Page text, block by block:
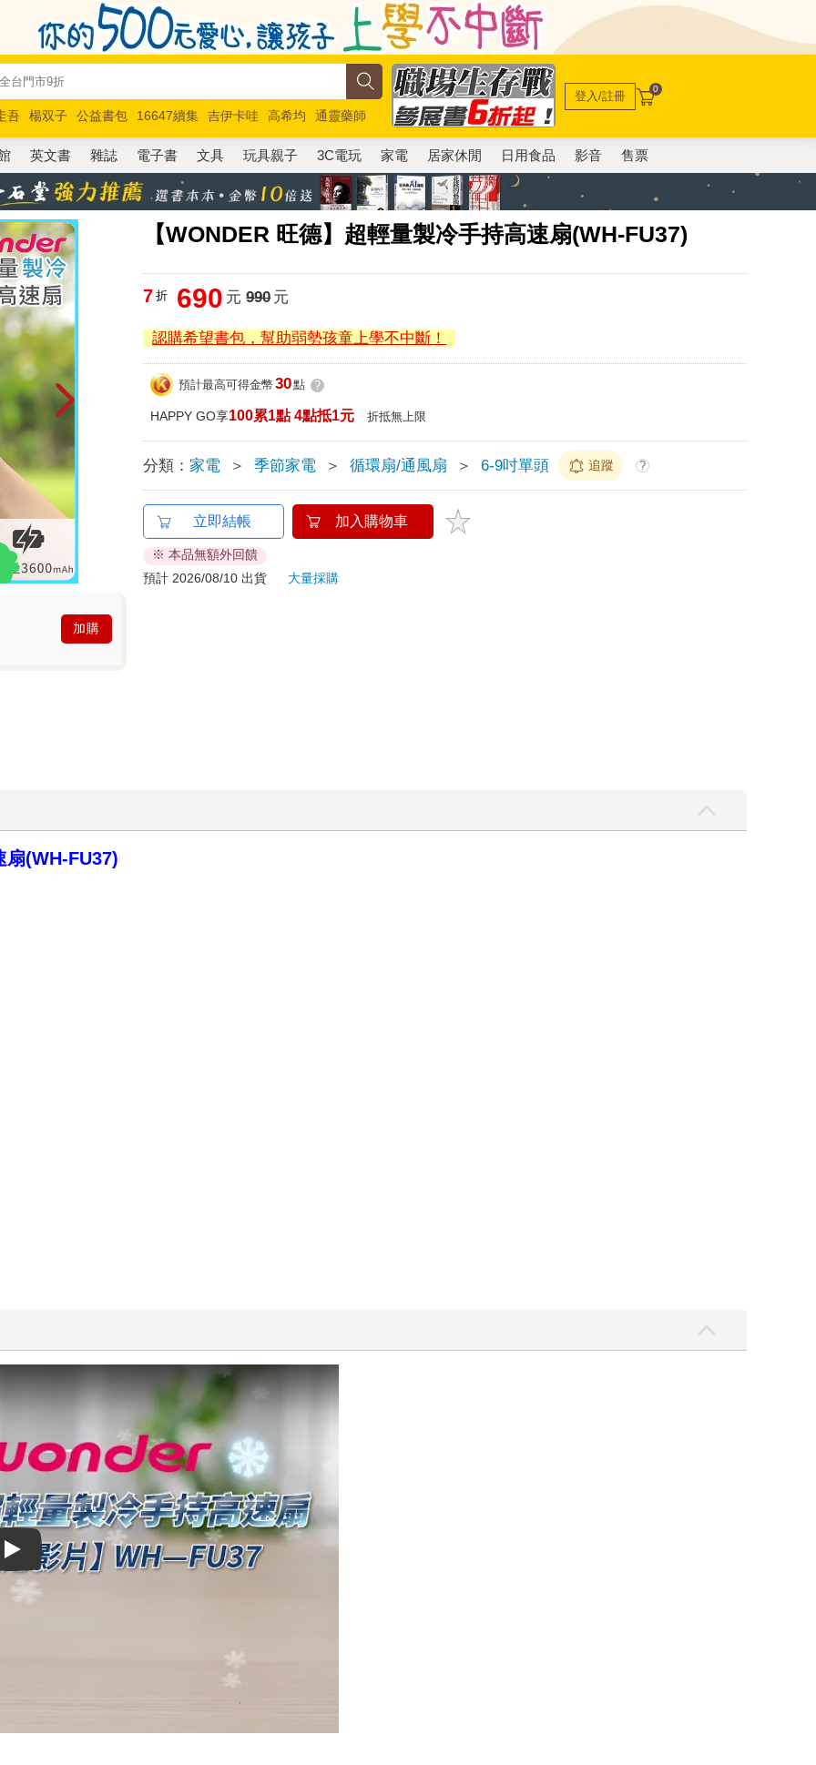
吾 楊双子 公益書包 16647續集 吉伊卡哇 高希均
通靈藥師
路邊攤新作
馬斯克 玩具總動員5 超慢跑
登入/註冊 0
英文書 雜誌 電子書 文具 玩具親子 3C電玩 家電 居家休閒 日用食品 影音 售票
【WONDER 旺德】超輕量製冷手持高速扇(WH-FU37)
加購
7 折 690 元 990元
認購希望書包，幫助弱勢孩童上學不中斷！
預計最高可得金幣 30點 ?
HAPPY GO享100累1點 4點抵1元 折抵無上限
分類： 家電 ＞ 季節家電 ＞ 循環扇/通風扇 ＞ 6-9吋單頭 追蹤 ?
立即結帳 加入購物車
※ 本品無額外回饋
預計 2026/08/10 出貨
大量採購
扇(WH-FU37)
Play video